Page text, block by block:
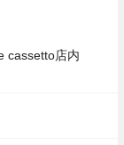
cassetto店内